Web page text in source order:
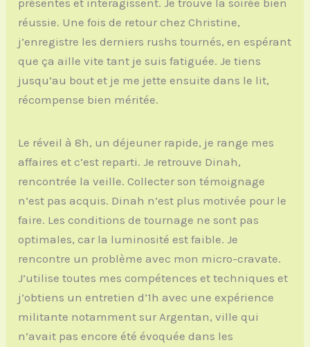
présentes et interagissent. Je trouve la soirée bien
réussie. Une fois de retour chez Christine,
j’enregistre les derniers rushs tournés, en espérant
que ça aille vite tant je suis fatiguée. Je tiens
jusqu’au bout et je me jette ensuite dans le lit,
récompense bien méritée.
Le réveil à 8h, un déjeuner rapide, je range mes
affaires et c’est reparti. Je retrouve Dinah,
rencontrée la veille. Collecter son témoignage
n’est pas acquis. Dinah n’est plus motivée pour le
faire. Les conditions de tournage ne sont pas
optimales, car la luminosité est faible. Je
rencontre un problème avec mon micro-cravate.
J’utilise toutes mes compétences et techniques et
j’obtiens un entretien d’1h avec une expérience
militante notamment sur Argentan, ville qui
n’avait pas encore été évoquée dans les